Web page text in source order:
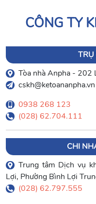
CÔNG TY
TRỤ
Tòa nhà Anpha - 202
cskh@ketoananpha.vn
0938 268 123
(028) 62.704.111
CHI
Trung tâm Dịch vụ
Lợi, Phường Bình Lợi
(028) 62.797.555